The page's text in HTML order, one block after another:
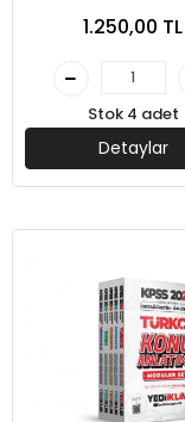
Yayınları
1.250,00 TL
Stok 4 adet
Detaylar